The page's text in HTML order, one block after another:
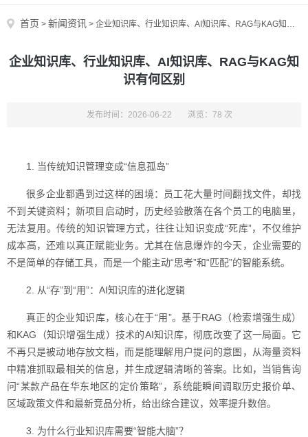
首页 > 新闻资讯 > 企业知识库、行业知识库、AI知识库、RAG与KAG知识有何区别
企业知识库、行业知识库、AI知识库、RAG与KAG知
识有何区别
发布时间：2026-06-22 浏览：78 次
1. 当传统知识管理变成“信息孤岛”
很多企业都遇到过这样的困境：员工花大量时间翻找文件，却找
不到关键资料；新项目启动时，历史经验散落在各个员工的电脑里，
无法复用。传统的知识管理方式，往往让知识变成“死库”，不仅维护
成本高，还难以真正赋能业务。尤其在信息爆炸的今天，企业需要的
不是简单的存储工具，而是一个能主动“思考”和“匹配”的智能系统。
2. 从“存”到“用”：AI知识库的进化逻辑
真正的企业知识库，核心在于“用”。基于RAG（检索增强生成）
和KAG（知识增强生成）技术的AI知识库，彻底改变了这一局面。它
不再只是被动地存放文档，而是能理解用户提问的意图，从海量资料
中精准抓取最相关的信息，并生成逻辑清晰的答案。比如，当销售询
问“某款产品在华东地区的定价策略”，系统能瞬间调取历史报价单、
区域政策文件和最新竞品分析，给出综合建议，效率提升数倍。
3. 为什么行业知识库需要“智能大脑”？